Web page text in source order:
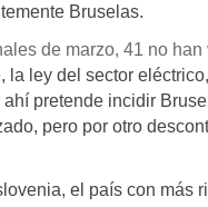
Bruselas.
de marzo, 41 no han
la ley del sector
pretende incidir
pero por otro
el país con más